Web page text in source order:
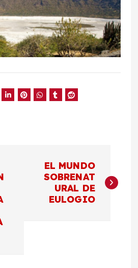
EL MUNDO
SOBRENAT
URAL DE
EULOGIO